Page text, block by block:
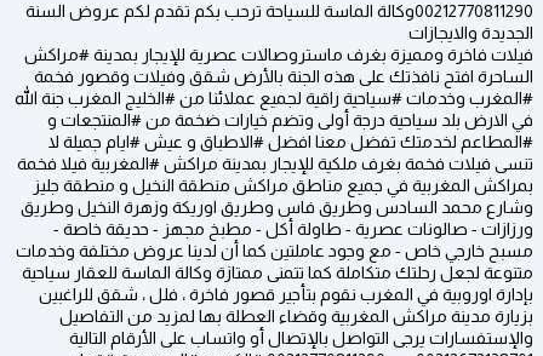
00212770811290وكالة الماسة للسياحة ترحب بكم تقدم لكم عروض السنة
الجديدة والايجازات
فيلات فاخرة ومميزة بغرف ماستروصالات عصرية للإيجار بمدينة #مراكش
الساحرة افتح نافذتك على هذه الجنة بالأرض شقق وفيلات وقصور فخمة
#المغرب وخدمات #سياحية راقية لجميع عملائنا من #الخليج المغرب جنة الله
في الارض بلد سياحية درجة أولى وتضم خيارات ضخمة من #المنتجعات و
#المطاعم لخدمتك تفضل معنا افضل #الاطباق و عيش #ايام جميلة لا
تنسى فيلات فخمة بغرف ملكية للإيجار بمدينة مراكش #المغربية فيلا فخمة
بمراكش المغربية في جميع مناطق مراكش منطقة النخيل و منطقة جليز
وشارع محمد السادس وطريق فاس وطريق اوريكة وزهرة النخيل وطريق
ورزازات - صالونات عصرية - طاولة أكل - مطبخ مجهز - حديقة خاصة -
مسبح خارجي خاص - مع وجود عاملتين كما أن لدينا عروض مختلفة وخدمات
متنوعة لجعل رحلتك متكاملة كما تتمنى ممتازة وكالة الماسة للعقار سياحية
بإدارة اوروبية في المغرب نقوم بتأجير قصور فاخرة ، فلل ، شقق للراغبين
بزيارة مدينة مراكش المغربية وقضاء العطلة بها لمزيد من التفاصيل
والإستفسارات يرجى التواصل بالإتصال أو واتساب على الأرقام التالية